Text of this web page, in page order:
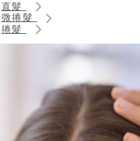
直髮
微捲髮
捲髮